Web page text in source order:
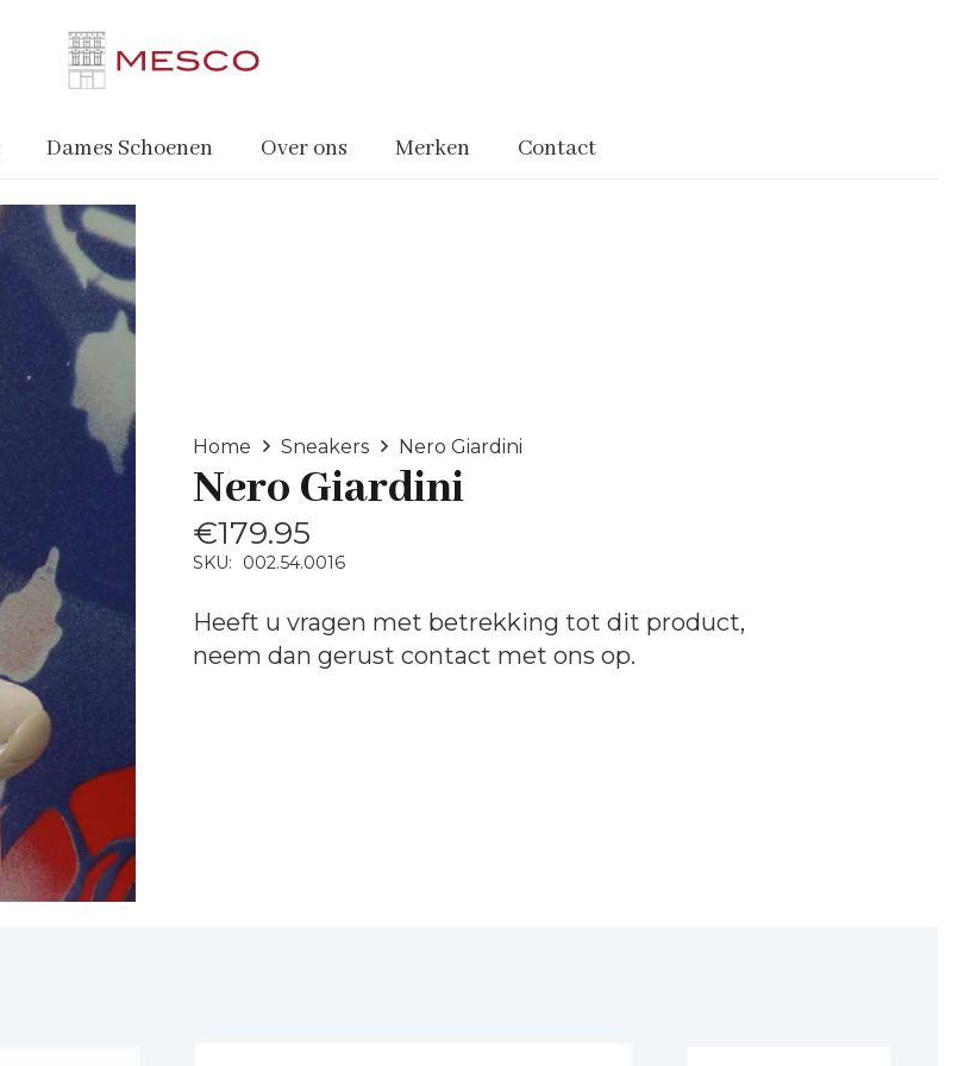
Dames Schoenen Over ons Merken Contact
Home Sneakers Nero Giardini
Nero Giardini
€179.95
SKU: 002.54.0016
Heeft u vragen met betrekking tot dit product,
neem dan gerust contact met ons op.